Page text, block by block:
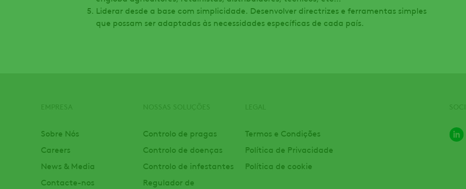
Liderar desde a base com simplicidade. Desenvolver directrizes e ferramentas simples
que possam ser adaptadas às necessidades específicas de cada país.
Sobre Nós
Careers
News & Media
Contacte-nos
Controlo de pragas
Controlo de doenças
Controlo de infestantes
Regulador de
Termos e Condições
Política de Privacidade
Política de cookie